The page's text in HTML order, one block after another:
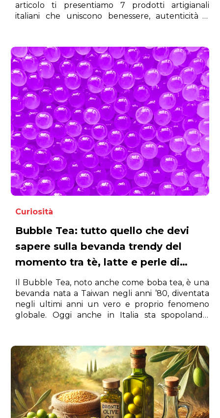
articolo ti presentiamo 7 prodotti artigianali
italiani che uniscono benessere, autenticità e
Curiosità
Bubble Tea: tutto quello che devi
sapere sulla bevanda trendy del
momento tra tè, latte e perle di
tapioca
Il Bubble Tea, noto anche come boba tea, è una
bevanda nata a Taiwan negli anni ’80, diventata
negli ultimi anni un vero e proprio fenomeno
globale. Oggi anche in Italia sta spopolando,